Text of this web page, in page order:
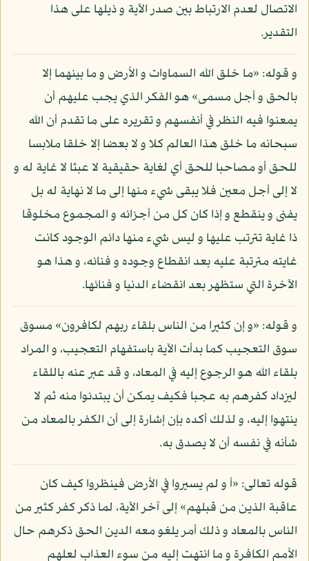
الاتصال لعدم الارتباط بين صدر الآية و ذيلها على هذا
التقدير.
و قوله: «ما خلق الله السماوات و الأرض و ما بينهما إلا
بالحق و أجل مسمى» هو الفكر الذي يجب عليهم أن
يمعنوا فيه النظر في أنفسهم و تقريره على ما تقدم أن الله
سبحانه ما خلق هذا العالم كلا و لا بعضا إلا خلقا ملابسا
للحق أو مصاحبا للحق أي لغاية حقيقية لا عبثا لا غاية له و
لا إلى أجل معين فلا يبقى شيء منها إلى ما لا نهاية له بل
يفنى و ينقطع و إذا كان كل من أجزائه و المجموع مخلوقا
ذا غاية تترتب عليها و ليس شيء منها دائم الوجود كانت
غايته مترتبة عليه بعد انقطاع وجوده و فنائه، و هذا هو
الآخرة التي ستظهر بعد انقضاء الدنيا و فنائها.
و قوله: «و إن كثيرا من الناس بلقاء ربهم لكافرون» مسوق
سوق التعجيب كما بدأت الآية باستفهام التعجيب، و المراد
بلقاء الله هو الرجوع إليه في المعاد، و قد عبر عنه باللقاء
ليزداد كفرهم به عجبا فكيف يمكن أن يبتدئوا منه ثم لا
ينتهوا إليه، و لذلك أكده بإن إشارة إلى أن الكفر بالمعاد من
شأنه في نفسه أن لا يصدق به.
قوله تعالى: «أ و لم يسيروا في الأرض فينظروا كيف كان
عاقبة الذين من قبلهم» إلى آخر الآية، لما ذكر كفر كثير من
الناس بالمعاد و ذلك أمر يلغو معه الدين الحق ذكرهم حال
الأمم الكافرة و ما انتهت إليه من سوء العذاب لعلهم